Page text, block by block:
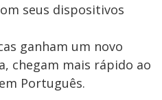
seus dispositivos
ganham um novo
chegam mais rápido ao
Português.